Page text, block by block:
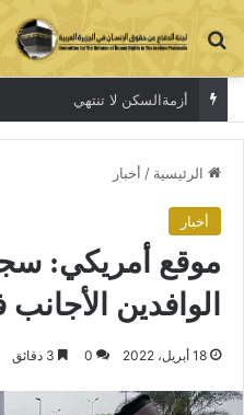
بحث عن
أزمةالسكن لا تنتهي
الرئيسية / أخبار
أخبار
موقع أمريكي:
الوافدين
18 أبريل، 2022 0